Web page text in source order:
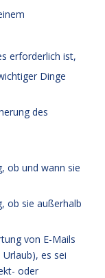
erforderlich ist,
Dinge
des
ob und wann sie
ob sie außerhalb
von E-Mails
es sei
oder